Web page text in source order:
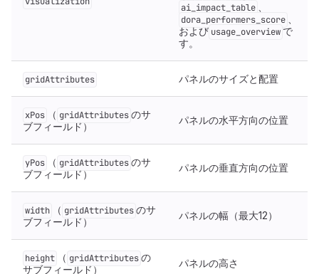
ai_impact_table
dora_performers_score
および usage_overview で
す。
gridAttributes パネルのサイズと配置
xPos （ gridAttributesのサ
ブフィールド）
パネルの水平方向の位置
yPos （ gridAttributesのサ
ブフィールド）
パネルの垂直方向の位置
width （ gridAttributesのサ
ブフィールド）
パネルの幅（最大12）
height （ gridAttributesの
サブフィールド）
パネルの高さ